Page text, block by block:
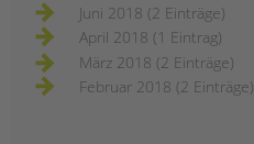
Juni 2018 (2 Einträge)
April 2018 (1 Eintrag)
März 2018 (2 Einträge)
Februar 2018 (2 Einträge)